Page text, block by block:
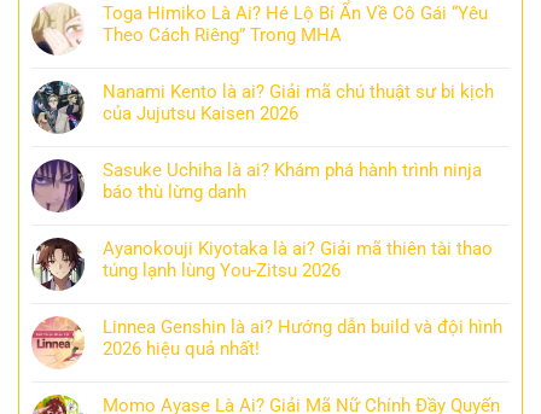
Toga Himiko Là Ai? Hé Lộ Bí Ẩn Về Cô Gái “Yêu
Theo Cách Riêng” Trong MHA
Nanami Kento là ai? Giải mã chú thuật sư bi kịch
của Jujutsu Kaisen 2026
Sasuke Uchiha là ai? Khám phá hành trình ninja
báo thù lừng danh
Ayanokouji Kiyotaka là ai? Giải mã thiên tài thao
túng lạnh lùng You-Zitsu 2026
Linnea Genshin là ai? Hướng dẫn build và đội hình
2026 hiệu quả nhất!
Momo Ayase Là Ai? Giải Mã Nữ Chính Đầy Quyến